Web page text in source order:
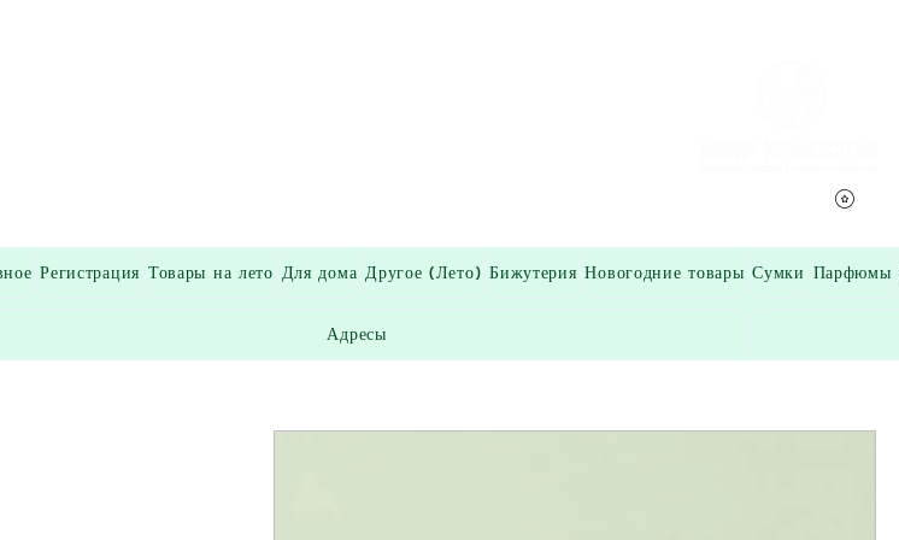
Регистрация Товары на лето Для дома Другое (Лето) Бижутерия Новогодние товары Сумки Парфюмы
Адресы